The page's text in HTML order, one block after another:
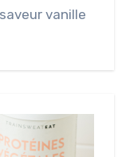
vanille